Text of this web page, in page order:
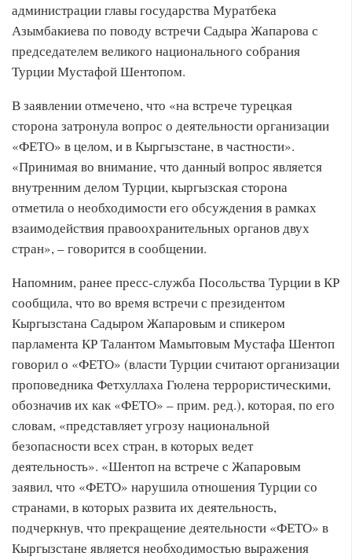
администрации главы государства Муратбека
Азымбакиева по поводу встречи Садыра Жапарова с
председателем великого национального собрания
Турции Мустафой Шентопом.
В заявлении отмечено, что «на встрече турецкая
сторона затронула вопрос о деятельности организации
«ФЕТО» в целом, и в Кыргызстане, в частности».
«Принимая во внимание, что данный вопрос является
внутренним делом Турции, кыргызская сторона
отметила о необходимости его обсуждения в рамках
взаимодействия правоохранительных органов двух
стран», – говорится в сообщении.
Напомним, ранее пресс-служба Посольства Турции в КР
сообщила, что во время встречи с президентом
Кыргызстана Садыром Жапаровым и спикером
парламента КР Талантом Мамытовым Мустафа Шентоп
говорил о «ФЕТО» (власти Турции считают организации
проповедника Фетхуллаха Гюлена террористическими,
обозначив их как «ФЕТО» – прим. ред.), которая, по его
словам, «представляет угрозу национальной
безопасности всех стран, в которых ведет
деятельность». «Шентоп на встрече с Жапаровым
заявил, что «ФЕТО» нарушила отношения Турции со
странами, в которых развита их деятельность,
подчеркнув, что прекращение деятельности «ФЕТО» в
Кыргызстане является необходимостью выражения